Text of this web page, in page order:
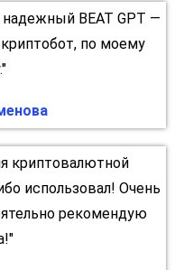
BEAT GPT —
по моему
криптовалютной
использовал! Очень
рекомендую